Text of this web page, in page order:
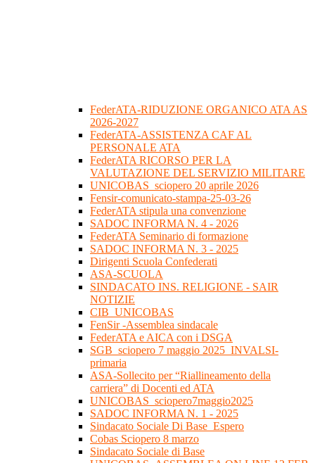
FederATA-RIDUZIONE ORGANICO ATA AS
2026-2027
FederATA-ASSISTENZA CAF AL
PERSONALE ATA
FederATA RICORSO PER LA
VALUTAZIONE DEL SERVIZIO MILITARE
UNICOBAS_sciopero 20 aprile 2026
Fensir-comunicato-stampa-25-03-26
FederATA stipula una convenzione
SADOC INFORMA N. 4 - 2026
FederATA Seminario di formazione
SADOC INFORMA N. 3 - 2025
Dirigenti Scuola Confederati
ASA-SCUOLA
SINDACATO INS. RELIGIONE - SAIR
NOTIZIE
CIB_UNICOBAS
FenSir -Assemblea sindacale
FederATA e AICA con i DSGA
SGB_sciopero 7 maggio 2025_INVALSI-
primaria
ASA-Sollecito per “Riallineamento della
carriera” di Docenti ed ATA
UNICOBAS_sciopero7maggio2025
SADOC INFORMA N. 1 - 2025
Sindacato Sociale Di Base_Espero
Cobas Sciopero 8 marzo
Sindacato Sociale di Base